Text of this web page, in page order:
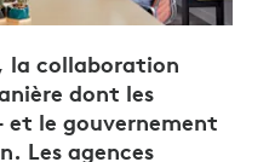
la collaboration
dont les
et le gouvernement
Les agences